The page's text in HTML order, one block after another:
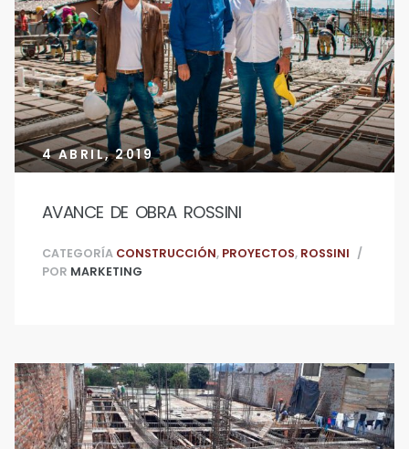
4 ABRIL, 2019
AVANCE DE OBRA ROSSINI
CATEGORÍA CONSTRUCCIÓN, PROYECTOS, ROSSINI
POR MARKETING